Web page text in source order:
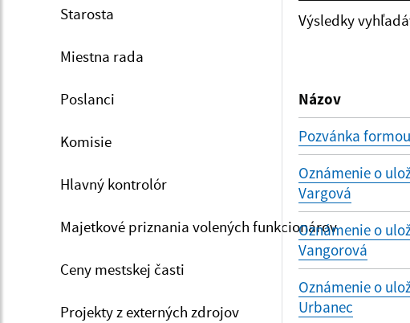
Starosta
Miestna rada
Poslanci
Komisie
Hlavný kontrolór
Majetkové priznania volených funkcionárov
Ceny mestskej časti
Projekty z externých zdrojov
Výsledky
Názov
Pozvánka
Oznámenie o
Vargová
Oznámenie o
Vangorová
Oznámenie o
Urbanec